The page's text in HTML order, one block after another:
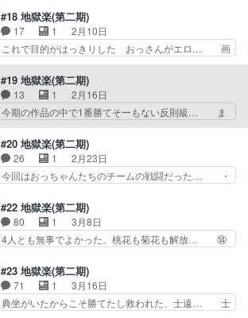
解き回。弟くんはバッサリ髪… 弔兵衛が天仙の一
人である蓮と対峙する一方… 2年待ってこうって
ことは、本当に人手不足…
／原画として参加させていただきました… 珠現殿
弔いをしてくれてありがとうですわ3… にショッ
クだったの、思い出した。童謡を歌… 執行人とし
て問答無用に悪や敵と認定したら… めちゃくちゃ
ちにとっては生きる為の助け… 極端な善人はまた
極端に狂っている。強キャ… 清丸クソガキすぎる
w威鈴可愛らしいのに物…
#18 地獄楽(第二期)
17 1
2月10日
これで目的がはっきりした おっさんがエロ… 画
眉丸いつの間に記憶戻ったの？16-17… 天仙様は
複数いるが、今期で完結するのか？… なにこの2
人可愛すぎる。画眉丸が説明する… 付知くんが
「仙ちゃんの眼鏡返せ！」って言… 「天仙様に会
ったら終わり」仙薬奪取と脱出… 杠先生にタオ乱
せていただきました。よろ… タオの特訓シーン面
白かった メイちゃんの… 杠のノリに付き合って
メガネ姿で講師を務め…
#19 地獄楽(第二期)
13 1
2月16日
今期の作品の中で1番勝てそーもない反則級… ま
あそう簡単には倒せないよな。2期でも終… 仙薬
奪取と脱出のプランBこれまでの経験と… 戦闘シ
ーンかっけー 画眉丸と杠どうなっち… なかなか
に詰みではあるけど、第2案があっ… ダメージを
与えたら第二形態はボスキャラの… 普通はサブキ
ハVS蘭戦。画眉丸の策で何… 画眉丸たちの動き
は天仙に筒抜けで、仙薬は… 『鬼滅の刃』の無限
城編みたいな感じやな。…
#20 地獄楽(第二期)
26 1
2月23日
今回はおっちゃんたちのチームの戦闘だった… ・
話数は原画さんがみんな本当上手かった… あの兄
弟2人のゲスな笑顔好き♪巌鉄斎さん… 原画とし
て参加させていただきました！掲載… 人間なのに
タフすぎるが、タオを操れないな… バトルシーン
何を見せられてるの…あ、幻… 付知さん、カッコ
良かったールドと同じとか… 巌鉄斎と付知と桐馬
のグループが、ジュファ…
#22 地獄楽(第二期)
80 1
3月8日
4人とも無事でよかった。桃花も菊花も解放… ⑭
花と斬断されタオを破壊された桃花遂に…
Dr.STONE4期23話エイティシック… 4人の見事な
連携で桃花と菊花を何とか倒し… 成長した弟や共
に戦う者への信頼が熱い！弔… 罪人と役人、兄と
#23 地獄楽(第二期)
71 1
3月16日
典坐がいたからこそ勝てたし救われた、士遠… 士